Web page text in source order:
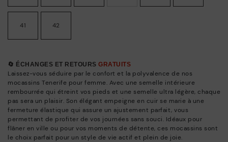
41 42
🔄 ÉCHANGES ET RETOURS GRATUITS
Laissez-vous séduire par le confort et la polyvalence de nos
mocassins Tenerife pour femme. Avec une semelle intérieure
rembourrée qui étreint vos pieds et une semelle ultra légère, chaque
pas sera un plaisir. Son élégant empeigne en cuir se marie à une
fermeture élastique qui assure un ajustement parfait, vous
permettant de profiter de vos journées sans souci. Idéaux pour
flâner en ville ou pour vos moments de détente, ces mocassins sont
le choix parfait pour un style de vie actif et plein de joie.